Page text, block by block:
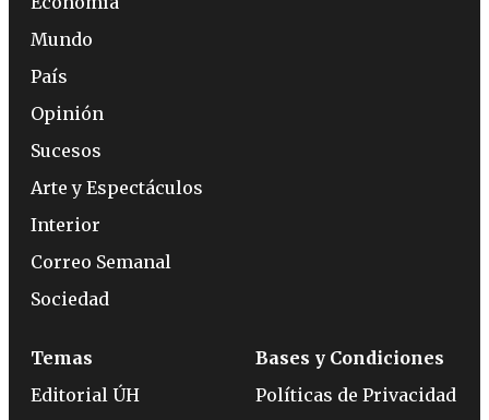
Mundo
País
Opinión
Sucesos
Arte y Espectáculos
Interior
Correo Semanal
Sociedad
Temas
Editorial ÚH
Bases y Condiciones
Políticas de Privacidad